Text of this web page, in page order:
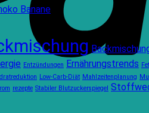
Banane
Entzündungen Ernährungstrends
Low-Carb-Diät Mahlzeitenplanung
rezepte Stabiler Blutzuckerspiegel